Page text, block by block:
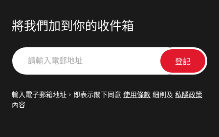
將我們加到你的收件箱
請
輸
郵
輸入電子郵箱地址，即表示閣下同意 使用條款 細則及 私隱政策
內容